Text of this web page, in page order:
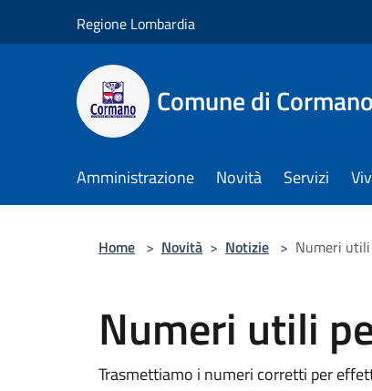
Regione Lombardia
Comune di Cormano
Amministrazione Novità Servizi
Home > Novità > Notizie > Numeri utili
Numeri utili
Trasmettiamo i numeri corretti per